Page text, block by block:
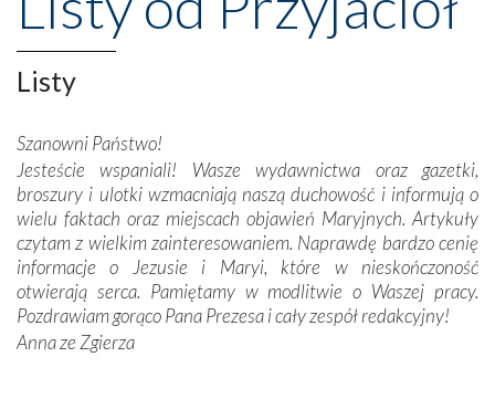
niepodległość kraju. Zachwyt budziła potężna, a zarazem
misterna architektura tych monumentalnych dzieł,
wspaniałe zdobienia, dbałość ich twórców o detale,
połączenie talentów z wytrwałością i pracowitością
Podążyliśmy też śladami fatimskich wizjonerów – Łucji
dos Santos oraz świętych Hiacynty i Franciszka Marto.
Modliliśmy się przy ich grobach. Odprawiliśmy Drogę
Krzyżową w ich rodzinnych stronach, odwiedziliśmy
domy, w których żyli.
W miejscu objawień Matki Bożej zapaliliśmy świece
przywiezione wraz z intencjami powierzonymi nam przez
Listy
Szanowni Państwo!
Jesteście wspaniali! Wasze wydawnictwa oraz gazetki,
broszury i ulotki wzmacniają naszą duchowość i informują o
wielu faktach oraz miejscach objawień Maryjnych. Artykuły
czytam z wielkim zainteresowaniem. Naprawdę bardzo cenię
informacje o Jezusie i Maryi, które w nieskończoność
otwierają serca. Pamiętamy w modlitwie o Waszej pracy.
Pozdrawiam gorąco Pana Prezesa i cały zespół redakcyjny!
Anna ze Zgierza